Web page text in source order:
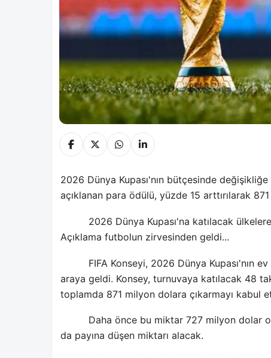
2026 Dünya Kupası'nın bütçesinde
açıklanan para ödülü, yüzde 15 arttırılarak
2026 Dünya Kupası'na katılacak
Açıklama futbolun zirvesinden geldi...
FIFA Konseyi, 2026 Dünya Kupası'nın
araya geldi. Konsey, turnuvaya katılacak 48
toplamda 871 milyon dolara çıkarmayı kabul
Daha önce bu miktar 727 milyon dolar
da payına düşen miktarı alacak.